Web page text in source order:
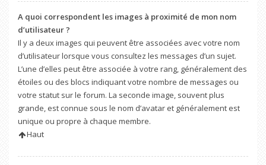
A quoi correspondent les images à proximité de mon nom
d’utilisateur ?
Il y a deux images qui peuvent être associées avec votre nom
d’utilisateur lorsque vous consultez les messages d’un sujet.
L’une d’elles peut être associée à votre rang, généralement des
étoiles ou des blocs indiquant votre nombre de messages ou
votre statut sur le forum. La seconde image, souvent plus
grande, est connue sous le nom d’avatar et généralement est
unique ou propre à chaque membre.
Haut